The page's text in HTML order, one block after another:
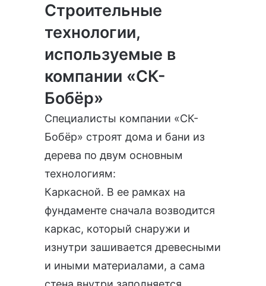
Строительные
технологии,
используемые в
компании «СК-
Бобёр»
Специалисты компании «СК-
Бобёр» строят дома и бани из
дерева по двум основным
технологиям:
Каркасной. В ее рамках на
фундаменте сначала возводится
каркас, который снаружи и
изнутри зашивается древесными
и иными материалами, а сама